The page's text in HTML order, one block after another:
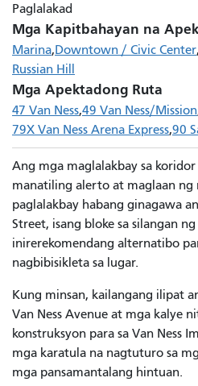
Paglalakad
Mga Kapitbahayan na
Marina Downtown / Civic Center
Russian Hill
Mga Apektadong Ruta
47 Van Ness 49 Van Ness/Mission
79X Van Ness Arena Express 90
Ang mga maglalakbay sa
manatiling alerto at maglaan ng
paglalakbay habang ginagawa
Street, isang bloke sa silangan
inirerekomendang alternatibo
nagbibisikleta sa lugar.
Kung minsan, kailangang ilipat
Van Ness Avenue at mga kalye
konstruksyon para sa Van Ness
mga karatula na nagtuturo sa
mga pansamantalang hintuan.